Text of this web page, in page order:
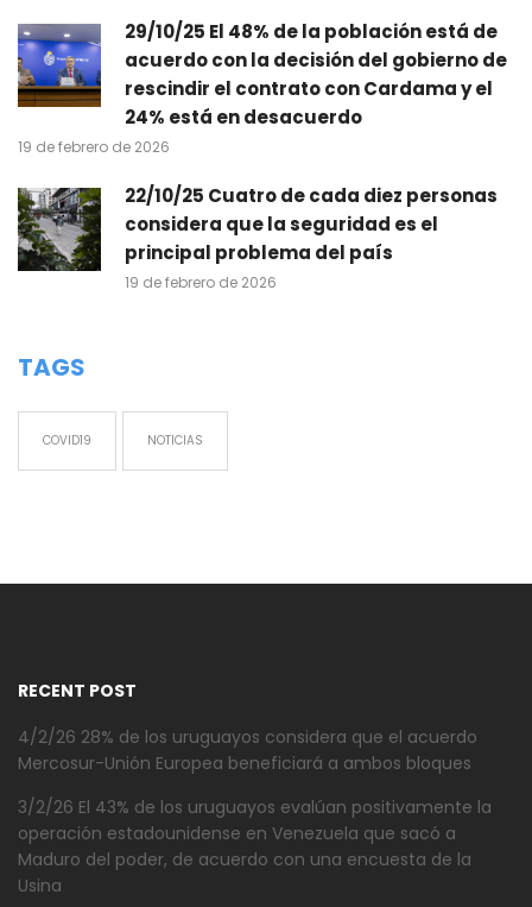
29/10/25 El 48% de la población está de
acuerdo con la decisión del gobierno de
rescindir el contrato con Cardama y el
24% está en desacuerdo
19 de febrero de 2026
22/10/25 Cuatro de cada diez personas
considera que la seguridad es el
principal problema del país
19 de febrero de 2026
TAGS
COVID19 NOTICIAS
RECENT POST
4/2/26 28% de los uruguayos considera que el acuerdo
Mercosur-Unión Europea beneficiará a ambos bloques
3/2/26 El 43% de los uruguayos evalúan positivamente la
operación estadounidense en Venezuela que sacó a
Maduro del poder, de acuerdo con una encuesta de la
Usina